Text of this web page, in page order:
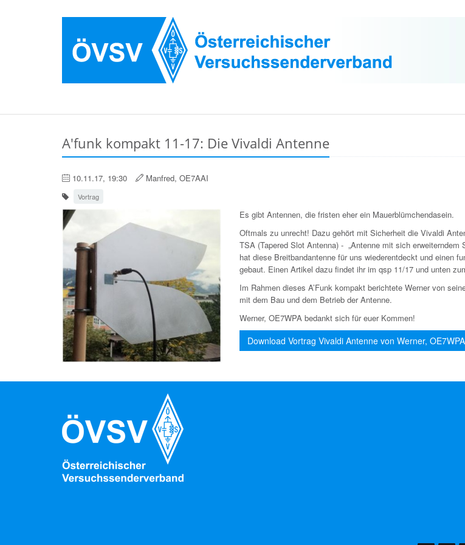
A'funk kompakt 11-17: Die Vivaldi Antenne
10.11.17, 19:30 Manfred, OE7AAI
Vortrag
Es gibt Antennen, die fristen eher ein Mauerblümchendasein.
Oftmals zu unrecht! Dazu gehört mit Sicherheit die Vivaldi
TSA (Tapered Slot Antenna) - „Antenne mit sich erweiterndem
hat diese Breitbandantenne für uns wiederentdeckt und einen
gebaut. Einen Artikel dazu findet ihr im qsp 11/17 und unten
Im Rahmen dieses A’Funk kompakt berichtete Werner von
mit dem Bau und dem Betrieb der Antenne.
Werner, OE7WPA bedankt sich für euer Kommen!
Download Vortrag Vivaldi Antenne von Werner, OE7WPA